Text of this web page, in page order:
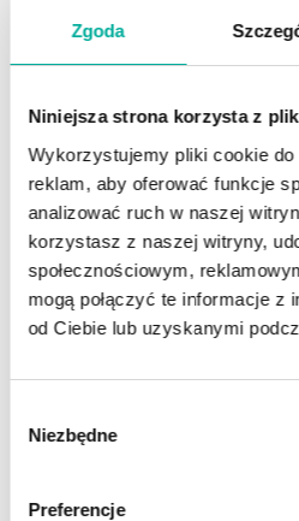
Zgoda
Niniejsza strona korzysta z
Wykorzystujemy pliki cookie
reklam, aby oferować funkcje
analizować ruch w naszej
korzystasz z naszej witryny,
społecznościowym,
mogą połączyć te informacje z
od Ciebie lub uzyskanymi
zgody
Niezbędne
Preferencje
POSZUKUJESZ